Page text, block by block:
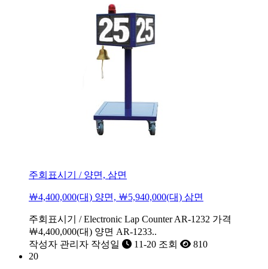
주회표시기 / 양면, 삼면
￦4,400,000(대) 양면, ￦5,940,000(대) 삼면
주회표시기 / Electronic Lap Counter AR-1232 가격
￦4,400,000(대) 양면 AR-1233..
작성자 관리자 작성일 11-20 조회
810
20